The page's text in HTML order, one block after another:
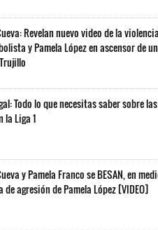
Revelan nuevo video de la
y Pamela López en ascensor de un
Todo lo que necesitas saber sobre las
la Liga 1
y Pamela Franco se BESAN, en
de agresión de Pamela López [VIDEO]